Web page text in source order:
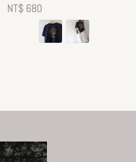
Regular
NT$ 680